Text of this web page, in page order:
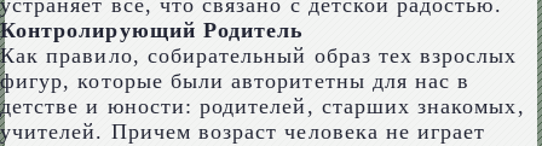
устраняет всё, что связано с детской радостью.
Контролирующий Родитель
Как правило, собирательный образ тех взрослых
фигур, которые были авторитетны для нас в
детстве и юности: родителей, старших знакомых,
учителей. Причем возраст человека не играет